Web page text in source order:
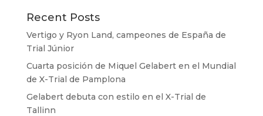
Recent Posts
Vertigo y Ryon Land, campeones de España de
Trial Júnior
Cuarta posición de Miquel Gelabert en el Mundial
de X-Trial de Pamplona
Gelabert debuta con estilo en el X-Trial de
Tallinn